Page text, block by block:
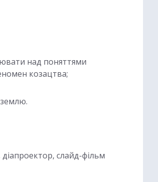
над поняттями
козацтва;
слайд-фільм